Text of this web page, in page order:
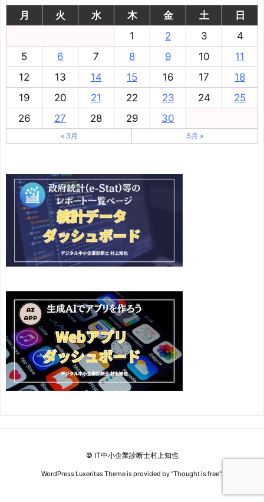
月
火 水 木 金 土
日
1
2 3
4
5
6 7 8 9 10
11
12
13 14 15 16 17
18
19
20 21 22 23 24
25
26
27 28 29 30
« 3月 5月 »
© IT中小企業診断士村上知也
WordPress Luxeritas Theme is provided by "Thought is free".